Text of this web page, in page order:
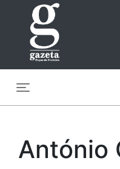
António